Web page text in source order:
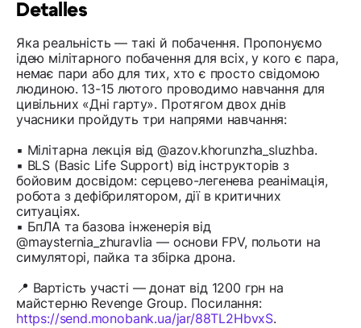
Detalles
Яка реальність — такі й побачення. Пропонуємо
ідею мілітарного побачення для всіх, у кого є пара,
немає пари або для тих, хто є просто свідомою
людиною. 13-15 лютого проводимо навчання для
цивільних «Дні гарту». Протягом двох днів
учасники пройдуть три напрями навчання:
▪️ Мілітарна лекція від @azov.khorunzha_sluzhba.
▪️ BLS (Basic Life Support) від інструкторів з
бойовим досвідом: серцево-легенева реанімація,
робота з дефібрилятором, дії в критичних
ситуаціях.
▪️ БпЛА та базова інженерія від
@maysternia_zhuravlia — основи FPV, польоти на
симуляторі, пайка та збірка дрона.
📍 Вартість участі — донат від 1200 грн на
майстерню Revenge Group. Посилання:
https://send.monobank.ua/jar/88TL2HbvxS.